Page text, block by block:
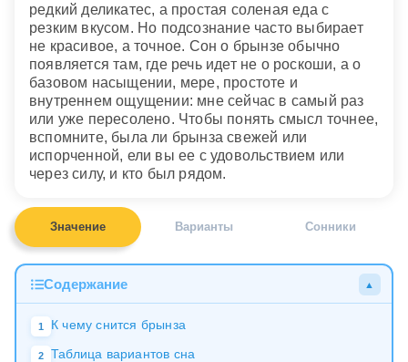
редкий деликатес, а простая соленая еда с
резким вкусом. Но подсознание часто выбирает
не красивое, а точное. Сон о брынзе обычно
появляется там, где речь идет не о роскоши, а о
базовом насыщении, мере, простоте и
внутреннем ощущении: мне сейчас в самый раз
или уже пересолено. Чтобы понять смысл точнее,
вспомните, была ли брынза свежей или
испорченной, ели вы ее с удовольствием или
через силу, и кто был рядом.
Значение Варианты Сонники
Содержание ▲
1 К чему снится брынза
2 Таблица вариантов сна